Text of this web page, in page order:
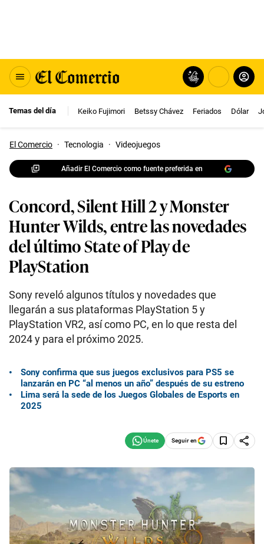
Temas del día Keiko Fujimori Betssy Chávez Feriados Dólar
El Comercio · Tecnologia · Videojuegos
Añadir El Comercio como fuente preferida en
Concord, Silent Hill 2 y Monster
Hunter Wilds, entre las novedades
del último State of Play de
PlayStation
Sony reveló algunos títulos y novedades que
llegarán a sus plataformas PlayStation 5 y
PlayStation VR2, así como PC, en lo que resta del
2024 y para el próximo 2025.
Sony confirma que sus juegos exclusivos para PS5 se
lanzarán en PC “al menos un año” después de su estreno
Lima será la sede de los Juegos Globales de Esports en
2025
Seguir en